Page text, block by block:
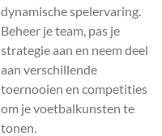
dynamische spelervaring.
Beheer je team, pas je
strategie aan en neem deel
aan verschillende
toernooien en competities
om je voetbalkunsten te
tonen.